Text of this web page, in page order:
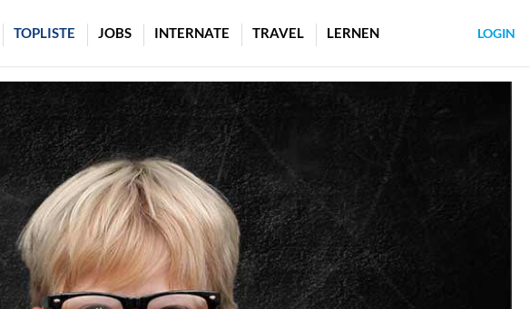
TOPLISTE JOBS INTERNATE TRAVEL LERNEN LOGIN